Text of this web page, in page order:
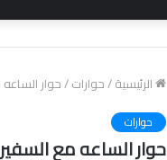
الرئيسية/حوارات/حوار
حوارات
حوار الساعه مع